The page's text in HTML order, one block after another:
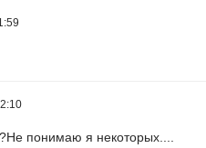
понимаю я некоторых....